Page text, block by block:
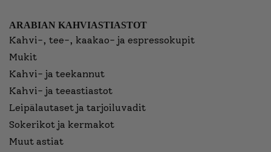
ARABIAN KAHVIASTIASTOT
Kahvi-, tee-, kaakao- ja espressokupit
Mukit
Kahvi- ja teekannut
Kahvi- ja teeastiastot
Leipälautaset ja tarjoiluvadit
Sokerikot ja kermakot
Muut astiat